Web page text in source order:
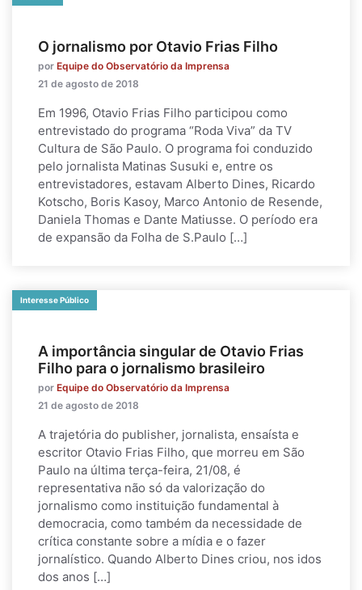
O jornalismo por Otavio Frias Filho
por Equipe do Observatório da Imprensa
21 de agosto de 2018
Em 1996, Otavio Frias Filho participou como
entrevistado do programa “Roda Viva” da TV
Cultura de São Paulo. O programa foi conduzido
pelo jornalista Matinas Susuki e, entre os
entrevistadores, estavam Alberto Dines, Ricardo
Kotscho, Boris Kasoy, Marco Antonio de Resende,
Daniela Thomas e Dante Matiusse. O período era
de expansão da Folha de S.Paulo […]
Interesse Público
A importância singular de Otavio Frias
Filho para o jornalismo brasileiro
por Equipe do Observatório da Imprensa
21 de agosto de 2018
A trajetória do publisher, jornalista, ensaísta e
escritor Otavio Frias Filho, que morreu em São
Paulo na última terça-feira, 21/08, é
representativa não só da valorização do
jornalismo como instituição fundamental à
democracia, como também da necessidade de
crítica constante sobre a mídia e o fazer
jornalístico. Quando Alberto Dines criou, nos idos
dos anos […]